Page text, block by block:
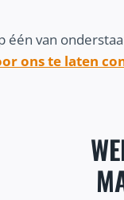
één van
ons te laten